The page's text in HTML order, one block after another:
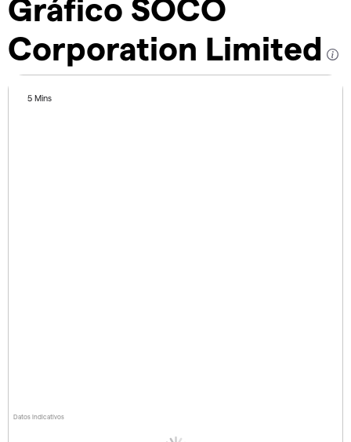
Gráfico SOCO
Corporation Limited
Datos indicativos
5 Mins